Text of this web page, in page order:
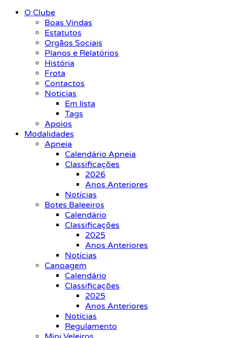
O Clube
Boas Vindas
Estatutos
Orgãos Sociais
Planos e Relatórios
História
Frota
Contactos
Notícias
Em lista
Tags
Apoios
Modalidades
Apneia
Calendário Apneia
Classificações
2026
Anos Anteriores
Notícias
Botes Baleeiros
Calendário
Classificações
2025
Anos Anteriores
Notícias
Canoagem
Calendário
Classificações
2025
Anos Anteriores
Notícias
Regulamento